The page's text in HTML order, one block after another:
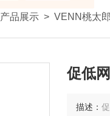
产品展示 > VENN桃太郎
促低
描述：